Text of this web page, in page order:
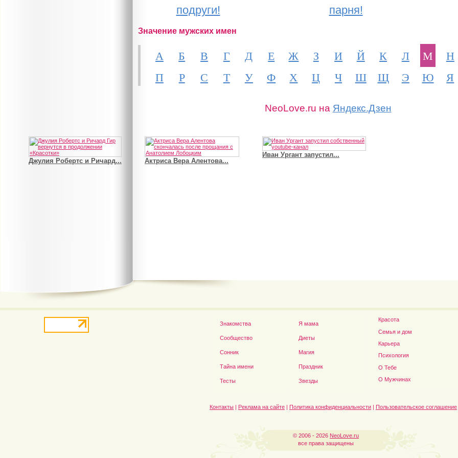
подруги!
парня!
Значение мужских имен
А Б В Г Д Е Ж З И Й К Л М
Н
П
Р С Т У Ф Х Ц Ч Ш Щ Э Ю Я
NeoLove.ru на Яндекс.Дзен
Джулия Робертс и Ричард... Актриса Вера Алентова...
Иван Ургант запустил...
Дэниел Рэдклифф...
Знакомства
Сообщество
Сонник
Тайна имени
Тесты
Я мама
Диеты
Магия
Праздник
Звезды
Красота
Семья и дом
Карьера
Психология
О Тебе
О Мужчинах
Контакты | Реклама на сайте | Политика конфиденциальности | Пользовательское соглашение
© 2006 - 2026 NeoLove.ru
все права защищены